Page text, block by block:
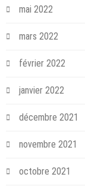
mai 2022
mars 2022
février 2022
janvier 2022
décembre 2021
novembre 2021
octobre 2021